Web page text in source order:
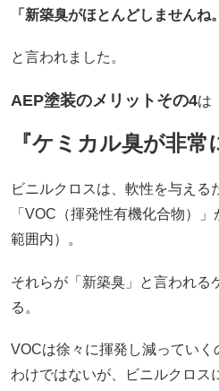
「新築臭がほとんどしませんね
と言われました。
AEP塗装のメリットその4は
『ケミカル臭が非常
ビニルクロスは、軟性を与える
「VOC（揮発性有機化合物）
範囲内）。
それらが「新築臭」と言われる
る。
VOCは徐々に揮発し減っていく
わけではないが、ビニルクロス